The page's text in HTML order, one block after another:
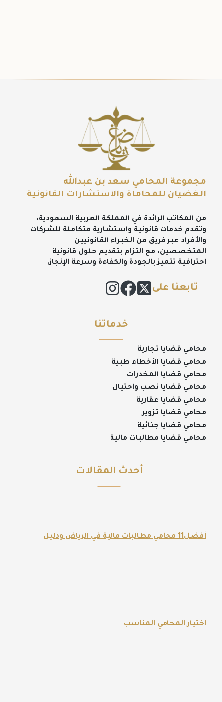
مجموعة المحامي سعد بن عبدالله
الغضيان للمحاماة والاستشارات القانونية
من المكاتب الرائدة في المملكة العربية السعودية،
وتقدم خدمات قانونية واستشارية متكاملة للشركات
والأفراد عبر فريق من الخبراء القانونيين
المتخصصين، مع التزام بتقديم حلول قانونية
احترافية تتميز بالجودة والكفاءة وسرعة الإنجاز.
تابعنا على
خدماتنا
محامي قضايا تجارية
محامي قضايا الأخطاء طبية
محامي قضايا المخدرات
محامي قضايا نصب واحتيال
محامي قضايا عقارية
محامي قضايا تزوير
محامي قضايا جنائية
محامي قضايا مطالبات مالية
أحدث المقالات
أفضل11 محامي مطالبات مالية في الرياض ودليل
اختيار المحامي المناسب